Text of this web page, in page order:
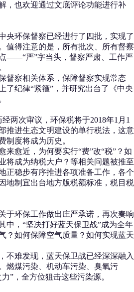
，也欢迎通过文底评论功能进行补
环保督察已经进行了四批，实现了
值得注意的是，所有批次、所有督察
——“严”字当头，督察严肃、工作严
察相关体系，保障督察实现常态
了纪律“紧箍”，并研究出台了《中央
次审议，环保税将于2018年1月1
推进生态文明建设的单行税法，这意
制度将成为历史。
愈近，为何要实行“费”改“税”？如
将成为纳税大户？等相关问题被推至
正稳步有序推进各项准备工作，各个
地制宜出台地方版税额标准，税目税
环保工作做出庄严承诺，再次奏响
中，“坚决打好蓝天保卫战”成为全年
？如何保障空气质量？如何实现蓝天
难发现，蓝天保卫战已经深深融入
燃煤污染、机动车污染、臭氧污
”，全方位狙击这些污染源。